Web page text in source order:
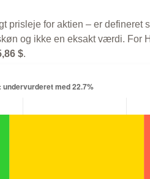
prisleje for aktien – er defineret
og ikke en eksakt værdi. For
$.